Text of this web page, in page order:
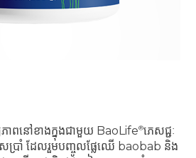
ាពនៅខាងក្នុងជាមួយ BaoLife ភេសជ្ជៈ
ប្រាំ ដែលរួមបញ្ចូលផ្លែឈើ baobab និង